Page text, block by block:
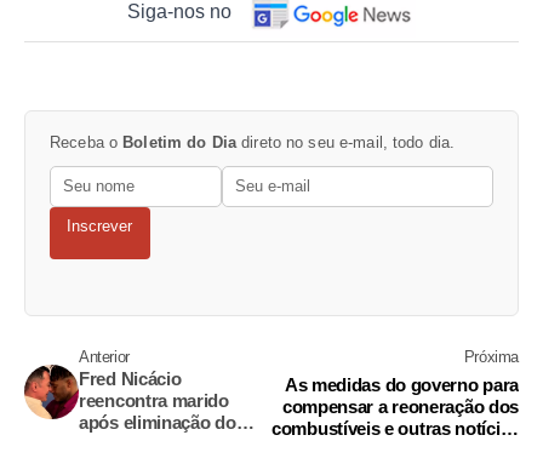
Siga-nos no
Receba o Boletim do Diadireto no seu e-mail, todo dia.
Inscrever
Anterior
Fred Nicácio
reencontra marido
após eliminação do
Próxima
As medidas do governo para
compensar a reoneração dos
combustíveis e outras notícias